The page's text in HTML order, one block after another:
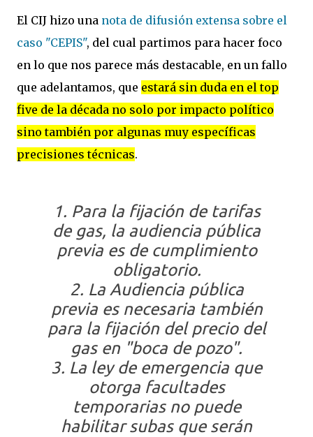
El CIJ hizo una nota de difusión extensa sobre el
caso "CEPIS", del cual partimos para hacer foco
en lo que nos parece más destacable, en un fallo
que adelantamos, que estará sin duda en el top
five de la década no solo por impacto político
sino también por algunas muy específicas
precisiones técnicas.
1. Para la fijación de tarifas
de gas, la audiencia pública
previa es de cumplimiento
obligatorio.
2. La Audiencia pública
previa es necesaria también
para la fijación del precio del
gas en "boca de pozo".
3. La ley de emergencia que
otorga facultades
temporarias no puede
habilitar subas que serán